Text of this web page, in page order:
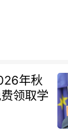
年秋
领取学